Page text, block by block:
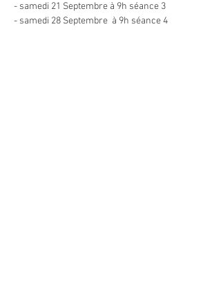
- samedi 21 Septembre à 9h séance 3
- samedi 28 Septembre  à 9h séance 4